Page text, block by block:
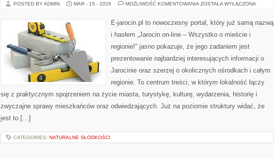
POSTED BY ADMIN MAR - 15 - 2026 MOŻLIWOŚĆ KOMENTOWANIA LESZNO
ZOSTAŁA WYŁĄCZONA
E-jarocin.pl to nowoczesny portal, który już samą nazwą
i hasłem „Jarocin on-line – Wszystko o mieście i
regionie!” jasno pokazuje, że jego zadaniem jest
prezentowanie najbardziej interesujących informacji o
Jarocinie oraz szerzej o okolicznych ośrodkach i całym
regionie. To centrum treści, w którym lokalność łączy
się z praktycznym spojrzeniem na życie miasta, turystykę, kulturę, wydarzenia, historię i
zwyczajne sprawy mieszkańców oraz odwiedzających. Już na poziomie struktury widać, że
jest to […]
CATEGORIES: NATURALNE SŁODKOŚCI